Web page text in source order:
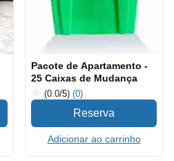
Pacote de Apartamento -
25 Caixas de Mudança
(0.0/5) (0)
Adicionar ao carrinho